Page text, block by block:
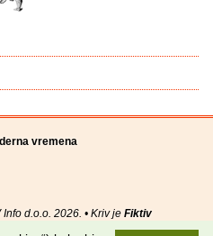
vremena
d.o.o. 2026. • Kriv je Fiktiv